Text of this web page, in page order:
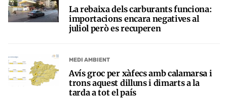
La rebaixa dels carburants funciona:
importacions encara negatives al
juliol però es recuperen
MEDI AMBIENT
Avís groc per xàfecs amb calamarsa i
trons aquest dilluns i dimarts a la
tarda a tot el país